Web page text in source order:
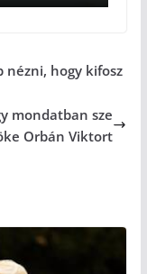
hogy kifosz
mondatban sze
Orbán Viktort